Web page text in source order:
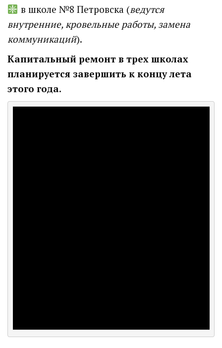
в школе №8 Петровска (ведутся
внутренние, кровельные работы, замена
коммуникаций).
Капитальный ремонт в трех школах
планируется завершить к концу лета
этого года.